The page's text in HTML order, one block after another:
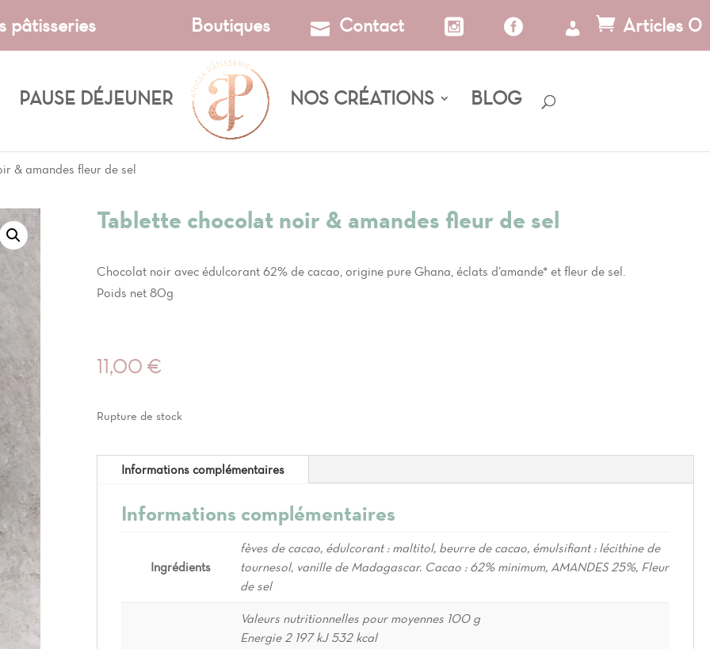
pâtisseries Boutiques Contact Articles 0
PAUSE DÉJEUNER NOS CRÉATIONS BLOG
& amandes fleur de sel
Tablette chocolat noir & amandes fleur de sel
Chocolat noir avec édulcorant 62% de cacao, origine pure Ghana, éclats d’amande* et fleur de sel.
Poids net 80g
11,00 €
Rupture de stock
Informations complémentaires
Informations complémentaires
Ingrédients
fèves de cacao, édulcorant : maltitol, beurre de cacao, émulsifiant : lécithine de
tournesol, vanille de Madagascar. Cacao : 62% minimum, AMANDES 25%, Fleur
de sel
Valeurs nutritionnelles pour moyennes 100 g
Energie 2 197 kJ 532 kcal